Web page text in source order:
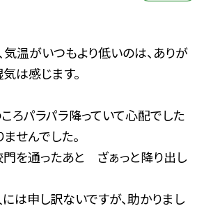
気温がいつもより低いのは、ありが
は感じます。
ろパラパラ降っていて心配でした
ませんでした。
を通ったあと ざぁっと降り出し
は申し訳ないですが、助かりまし